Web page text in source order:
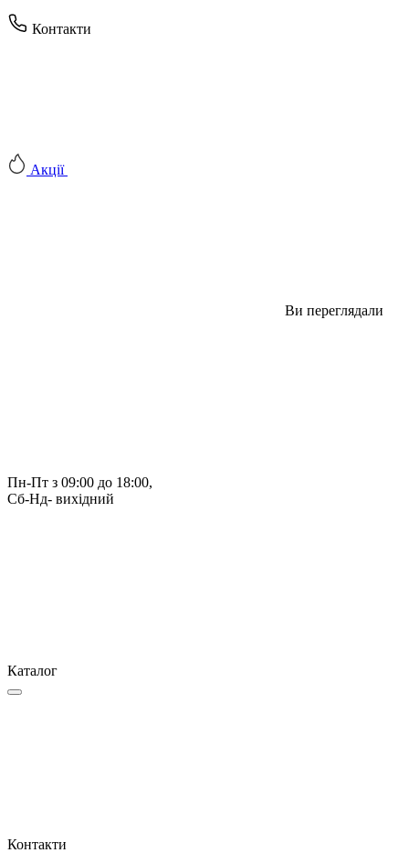
Контакти
Акції
Ви переглядали
Пн-Пт з 09:00 до 18:00,
Сб-Нд- вихідний
Каталог
Контакти